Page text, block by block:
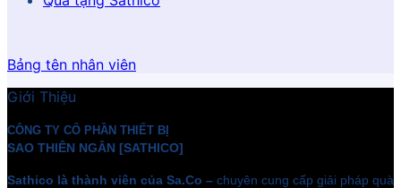
Bảng tên nhân viên
Giới Thiệu
CÔNG TY CỔ PHẦN THIẾT BỊ
SAO THIÊN NGÂN [SATHICO]
Sathico là thành viên của Sa.Co – chuyên cung cấp giải pháp quà